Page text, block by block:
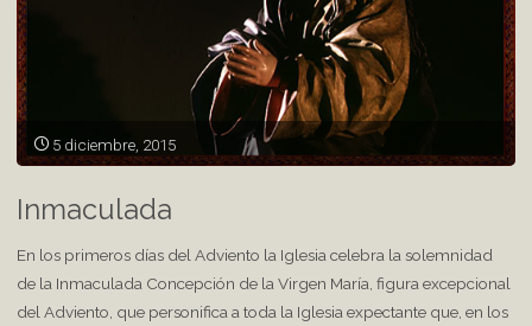
5 diciembre, 2015
Inmaculada
En los primeros días del Adviento la Iglesia celebra la solemnidad
de la Inmaculada Concepción de la Virgen María, figura excepcional
del Adviento, que personifica a toda la Iglesia expectante que, en los